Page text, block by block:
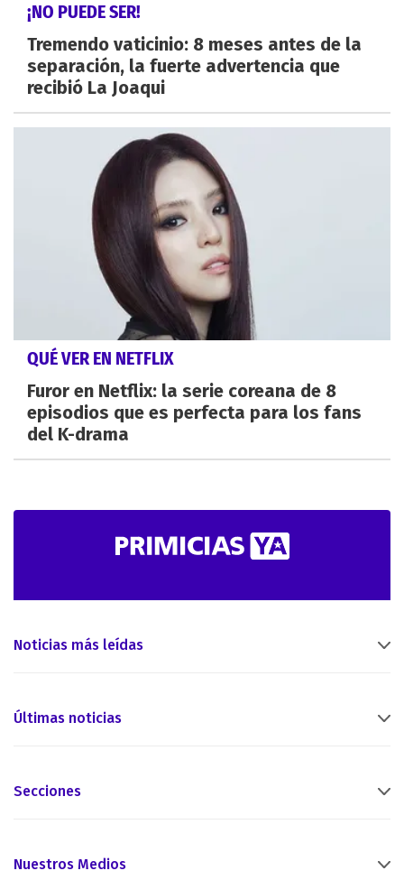
¡NO PUEDE SER!
Tremendo vaticinio: 8 meses antes de la
separación, la fuerte advertencia que
recibió La Joaqui
QUÉ VER EN NETFLIX
Furor en Netflix: la serie coreana de 8
episodios que es perfecta para los fans
del K-drama
Noticias más leídas
Últimas noticias
Secciones
Nuestros Medios